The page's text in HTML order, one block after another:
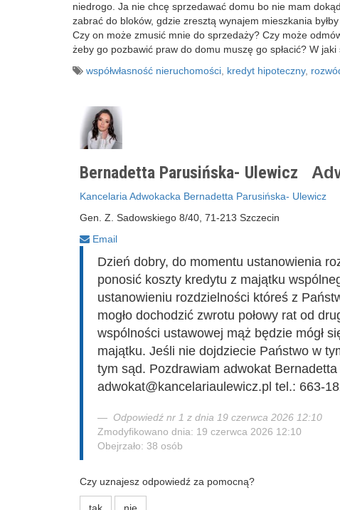
niedrogo. Ja nie chcę sprzedawać domu bo nie mam
zabrać do bloków, gdzie zresztą wynajem mieszkania
Czy on może zmusić mnie do sprzedaży? Czy może
żeby go pozbawić praw do domu muszę go spłacić? W
współwłasność nieruchomości kredyt hipoteczny,
Bernadetta Parusińska- Ulewicz
Kancelaria Adwokacka Bernadetta Parusińska- Ulewicz
Gen. Z. Sadowskiego 8/40, 71-213 Szczecin
Email
Dzień dobry, do momentu ustanowienia
ponosić koszty kredytu z majątku
ustanowieniu rozdzielności któreś z
mogło dochodzić zwrotu połowy rat od
wspólności ustawowej mąż będzie mógł
majątku. Jeśli nie dojdziecie Państwo w
tym sąd. Pozdrawiam adwokat
adwokat@kancelariaulewicz.pl tel.: 663-
Odpowiedź nr 1 z dnia 19 czerwca 2026 12:10
Zmodyfikowano dnia: 19 czerwca 2026 12:10
Obejrzało: 38 osób
Czy uznajesz odpowiedź za pomocną?